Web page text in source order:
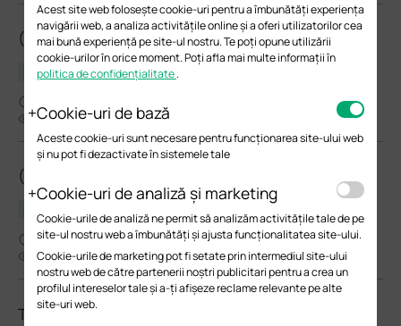
(TL-)SG3428MP(UN)_V6_6.20.0 Build 20231019
Notă de lansare
4900
(TL-)SG3428XF(UN)_V1_1.20.0 Build 20231019
01-08-2024
6263
TL-SG3428XMP(UN)_V3_3.0.0 Build 20220822
Acest site web folosește cookie-uri pentru a îmbunătăți experiența
navigării web, a analiza activitățile online și a oferi utilizatorilor cea
mai bună experiență pe site-ul nostru. Te poți opune utilizării
cookie-urilor în orice moment. Poți afla mai multe informații în
politica de confidențialitate.
Cookie-uri de bază
Aceste cookie-uri sunt necesare pentru funcționarea site-ului web
și nu pot fi dezactivate în sistemele tale
Cookie-uri de analiză și marketing
Cookie-urile de analiză ne permit să analizăm activitățile tale de pe
site-ul nostru web a îmbunătăți și ajusta funcționalitatea site-ului.
Cookie-urile de marketing pot fi setate prin intermediul site-ului
nostru web de către partenerii noștri publicitari pentru a crea un
profilul intereselor tale și a-ți afișeze reclame relevante pe alte
site-uri web.